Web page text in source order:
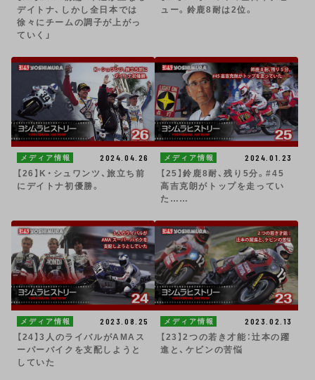
デイトナ、しかし全日本では
徐々にチームの調子が上がっ
ていく」
ュー。鈴鹿8耐は2位。
メディア情報
2024.04.26
【26】K・シュワンツ、旅立ち前
にデイトナ初優勝。
メディア情報
2024.01.23
【25】鈴鹿8耐、残り5分。#45
高吉克朗がトップを走ってい
た……
メディア情報
2023.08.25
【24】3人のライバルがAMAス
ーパーバイクを支配しようと
していた
メディア情報
2023.02.13
【23】2つの若き才能：辻本の躍
進と、ケビンの苦悩